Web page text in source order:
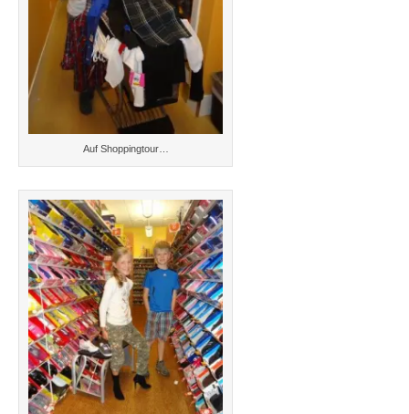
Auf Shoppingtour…